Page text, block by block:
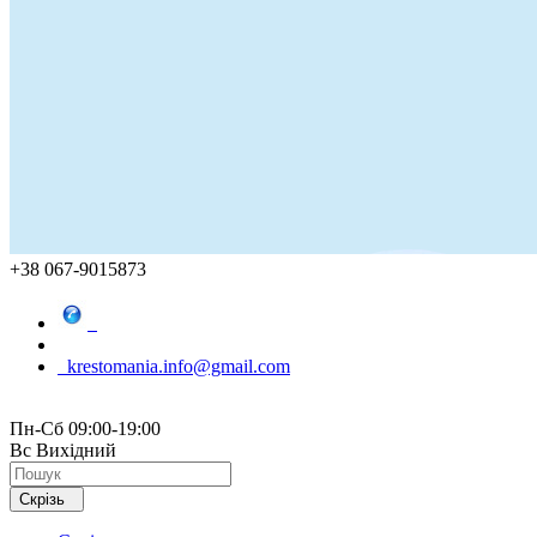
+38 067-9015873
krestomania.info@gmail.com
Пн-Сб 09:00-19:00
Вс Вихідний
Скрізь